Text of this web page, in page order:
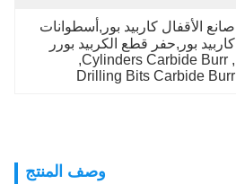
صانع الأقفال كاربيد بور,أسطوانات
كاربيد بور,حفر قطع الكربيد بورر
,
Cylinders Carbide Burr
,
Drilling Bits Carbide Burr
وصف المنتج